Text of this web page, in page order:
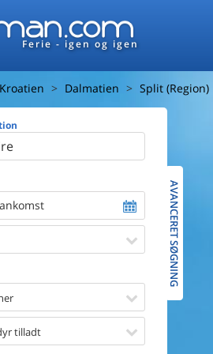
Ferie - igen og igen
Kroatien Dalmatien Split (Region)
tilladt
Afstand til
Udsigt til
Faciliteter
Spa
AVANCERET SØGNING